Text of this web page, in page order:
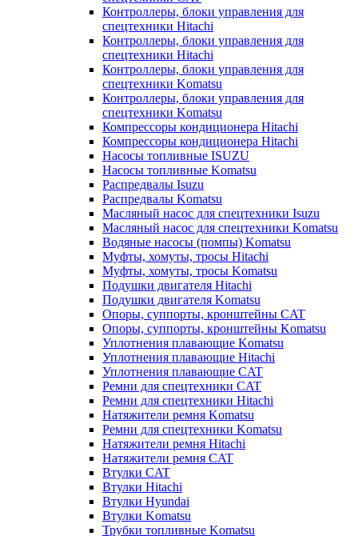
Контроллеры, блоки управления для
спецтехники Hitachi
Контроллеры, блоки управления для
спецтехники Hitachi
Контроллеры, блоки управления для
спецтехники Komatsu
Контроллеры, блоки управления для
спецтехники Komatsu
Компрессоры кондиционера Hitachi
Компрессоры кондиционера Hitachi
Насосы топливные ISUZU
Насосы топливные Komatsu
Распредвалы Isuzu
Распредвалы Komatsu
Масляный насос для спецтехники Isuzu
Масляный насос для спецтехники Komatsu
Водяные насосы (помпы) Komatsu
Муфты, хомуты, тросы Hitachi
Муфты, хомуты, тросы Komatsu
Подушки двигателя Hitachi
Подушки двигателя Komatsu
Опоры, суппорты, кронштейны CAT
Опоры, суппорты, кронштейны Komatsu
Уплотнения плавающие Komatsu
Уплотнения плавающие Hitachi
Уплотнения плавающие CAT
Ремни для спецтехники CAT
Ремни для спецтехники Hitachi
Натяжители ремня Komatsu
Ремни для спецтехники Komatsu
Натяжители ремня Hitachi
Натяжители ремня CAT
Втулки CAT
Втулки Hitachi
Втулки Hyundai
Втулки Komatsu
Трубки топливные Komatsu